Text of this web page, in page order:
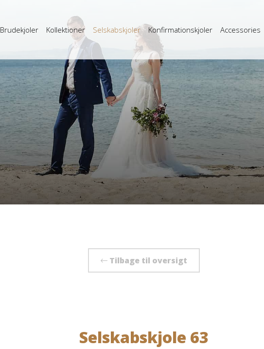
Brudekjoler Kollektioner Selskabskjoler Konfirmationskjoler Accessories
Tilbage til oversigt
Selskabskjole 63